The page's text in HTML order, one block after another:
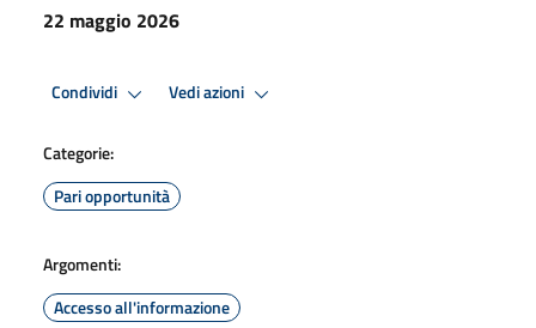
22 maggio 2026
Condividi Vedi azioni
Categorie:
Pari opportunità
Argomenti:
Accesso all'informazione